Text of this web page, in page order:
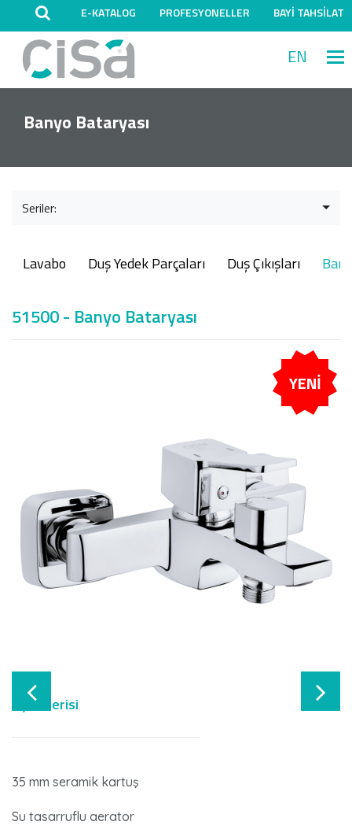
E-KATALOG PROFESYONELLER BAYİ TAHSİLAT
EN
Banyo Bataryası
Seriler:
Lavabo Duş Yedek Parçaları Duş Çıkışları
51500 - Banyo Bataryası
YENİ
Ayliz Serisi
35 mm seramik kartuş
Su tasarruflu aerator